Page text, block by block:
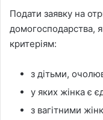
Подати заявку на
домогосподарства,
критеріям:
з дітьми,
у яких жінка є
з вагітними